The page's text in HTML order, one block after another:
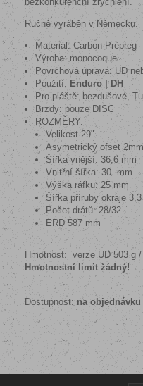
Ručně vyráběn v Německu.
Materiál: Carbon Prepreg
Výroba: monocoque
Povrchová úprava: UD
Použití: Enduro | DH
Pro pláště: bezdušové,
Brzdy: pouze DISC
ROZMĚRY:
Velikost 29"
Asymetrický ofset 2mm
Šířka vnější: 36,6 mm
Vnitřní šířka: 30 mm
Výška ráfku: 25 mm
Šířka příruby okraje 3,3
Počet drátů: 28/32
ERD 587 mm
Hmotnost: verze UD 503 g
Hmotnostní limit žádný!
Dostupnost:na objednávku